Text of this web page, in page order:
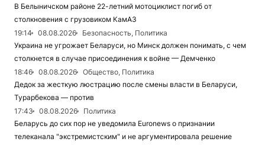
В Белыничском районе 22-летний мотоциклист погиб от
столкновения с грузовиком КамАЗ
19:14
08.08.2026
Безопасность, Политика
Украина не угрожает Беларуси, но Минск должен понимать, с чем
столкнется в случае присоединения к войне — Демченко
18:46
08.08.2026
Общество, Политика
Дедок за жесткую люстрацию после смены власти в Беларуси,
Турарбекова — против
17:43
08.08.2026
Политика
Беларусь до сих пор не уведомила Euronews о признании
телеканала "экстремистским" и не аргументировала решение